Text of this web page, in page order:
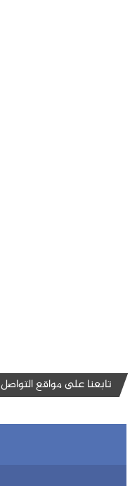
تابعنا على مواقع التواصل